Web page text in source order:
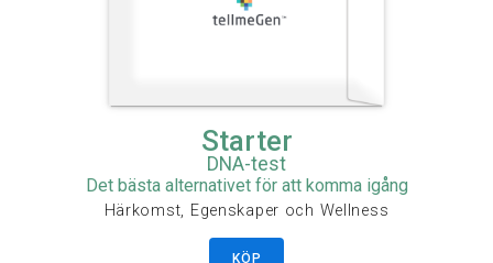
Starter
DNA-test
Det bästa alternativet för att komma igång
Härkomst, Egenskaper och Wellness
KÖP